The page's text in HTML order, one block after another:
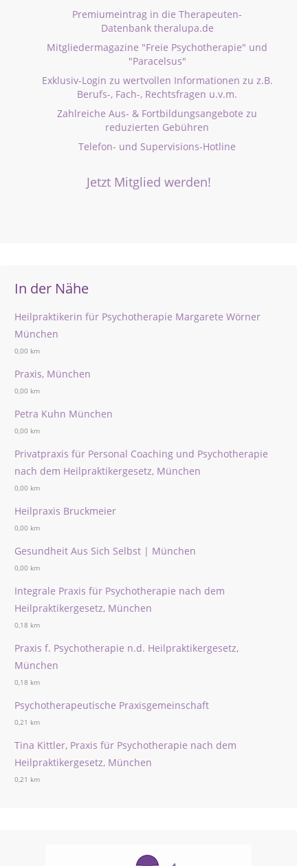
Premiumeintrag in die Therapeuten-
Datenbank theralupa.de
Mitgliedermagazine "Freie Psychotherapie" und
"Paracelsus"
Exklusiv-Login zu wertvollen Informationen zu z.B.
Berufs-, Fach-, Rechtsfragen u.v.m.
Zahlreiche Aus- & Fortbildungsangebote zu
reduzierten Gebühren
Telefon- und Supervisions-Hotline
Jetzt Mitglied werden!
In der Nähe
Heilpraktikerin für Psychotherapie Margarete Wörner
München
0,00 km
Praxis, München
0,00 km
Petra Kuhn München
0,00 km
Privatpraxis für Personal Coaching und Psychotherapie
nach dem Heilpraktikergesetz, München
0,00 km
Heilpraxis Bruckmeier
0,00 km
Gesundheit Aus Sich Selbst | München
0,00 km
Integrale Praxis für Psychotherapie nach dem
Heilpraktikergesetz, München
0,18 km
Praxis f. Psychotherapie n.d. Heilpraktikergesetz,
München
0,18 km
Psychotherapeutische Praxisgemeinschaft
0,21 km
Tina Kittler, Praxis für Psychotherapie nach dem
Heilpraktikergesetz, München
0,21 km